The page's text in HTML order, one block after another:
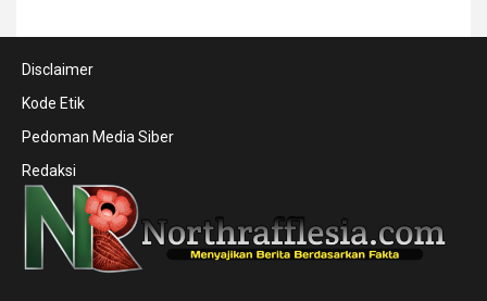
Disclaimer
Kode Etik
Pedoman Media Siber
Redaksi